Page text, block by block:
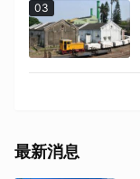
03
最新消息